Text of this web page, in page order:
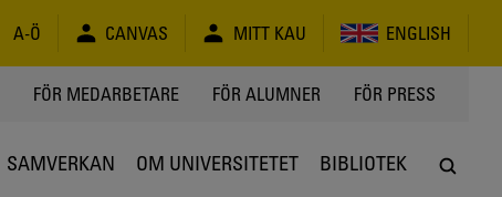
A-Ö CANVAS MITT KAU ENGLISH
FÖR MEDARBETARE FÖR ALUMNER FÖR PRESS
SAMVERKAN OM UNIVERSITETET BIBLIOTEK